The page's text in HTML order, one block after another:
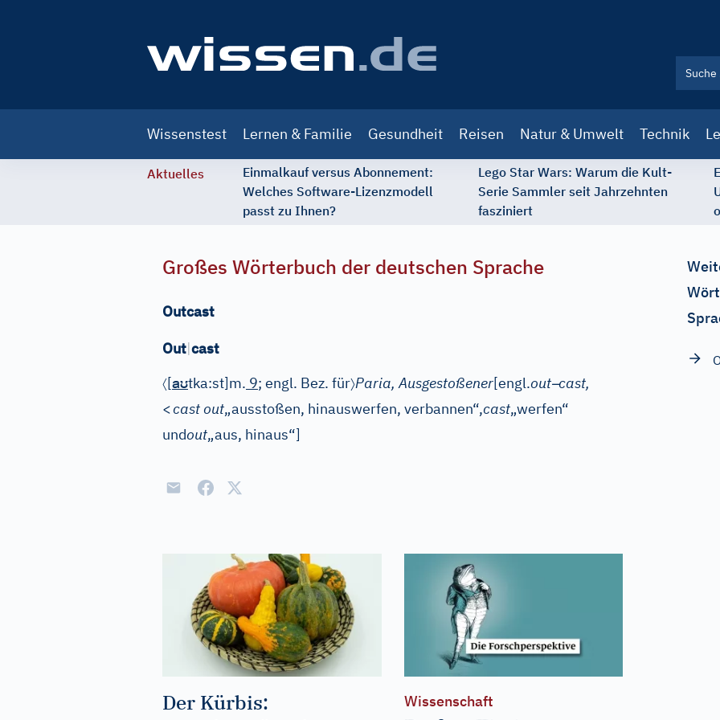
navigation
Wissenstest Lernen & Familie Gesundheit Reisen Natur & Umwelt Technik
Aktuelles
Einmalkauf versus Abonnement:
Welches Software-Lizenzmodell
passt zu Ihnen?
Lego Star Wars: Warum die Kult-
Serie Sammler seit Jahrzehnten
fasziniert
Großes Wörterbuch der deutschen Sprache
Outcast
Out|cast
〈[aʊtka:st]m. 9; engl. Bez. für〉Paria, Ausgestoßener[engl.out–cast,
<cast out„ausstoßen, hinauswerfen, verbannen“,cast„werfen“
undout„aus, hinaus“]
Der Kürbis:
Wissenschaft